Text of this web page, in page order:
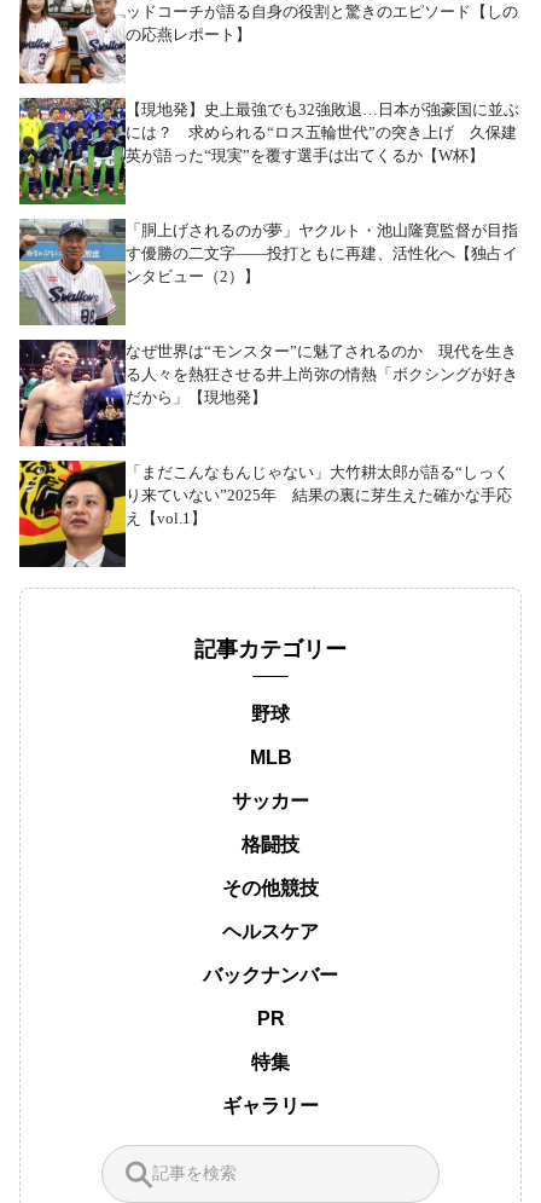
ッドコーチが語る自身の役割と驚きのエピソード【しの
の応燕レポート】
【現地発】史上最強でも32強敗退…日本が強豪国に並ぶ
には？ 求められる“ロス五輪世代”の突き上げ 久保建
英が語った“現実”を覆す選手は出てくるか【W杯】
「胴上げされるのが夢」ヤクルト・池山隆寛監督が目指
す優勝の二文字――投打ともに再建、活性化へ【独占イ
ンタビュー（2）】
なぜ世界は“モンスター”に魅了されるのか 現代を生き
る人々を熱狂させる井上尚弥の情熱「ボクシングが好き
だから」【現地発】
「まだこんなもんじゃない」大竹耕太郎が語る“しっく
り来ていない”2025年 結果の裏に芽生えた確かな手応
え【vol.1】
記事カテゴリー
野球
MLB
サッカー
格闘技
その他競技
ヘルスケア
バックナンバー
PR
特集
ギャラリー